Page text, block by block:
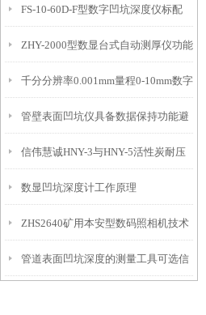
态的实时监测设备
FS-10-60D-F型数字凹坑深度仪标配
IP54级表头分辨率0.01mm量程
10mm！
ZHY-2000型数显台式自动测厚仪功能
特点
千分分辨率0.001mm量程0-10mm数字
埋头度仪技术参数！
管壁表面凹坑仪具备数据保持功能避
免测试过程中测针移动导致数据变动
信伟慧诚HNY-3与HNY-5活性炭耐压
强度测定仪技术参数！
数显凹坑深度计工作原理
ZHS2640矿用本安型数码照相机技术
参数！
管道表面凹坑深度的测量工具可选信